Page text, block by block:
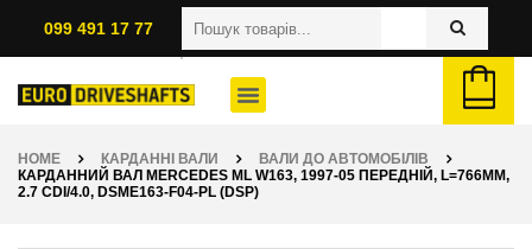
099 491 17 77
HOME КАРДАННІ ВАЛИ
ВАЛИ ДО АВТОМОБІЛІВ
КАРДАННИЙ ВАЛ MERCEDES ML W163, 1997-05 ПЕРЕДНІЙ, L=766ММ,
2.7 CDI/4.0, DSME163-F04-PL (DSP)